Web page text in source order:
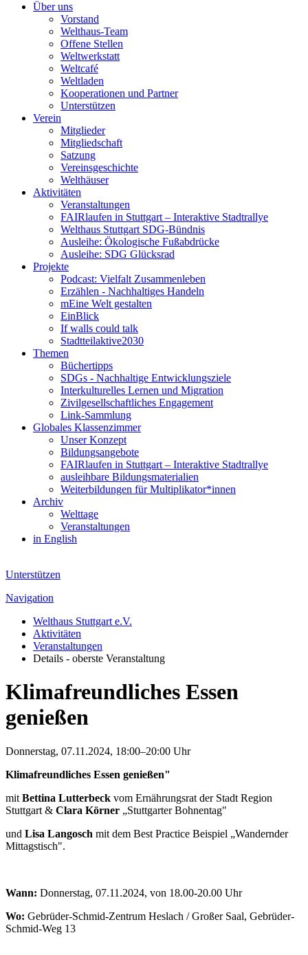
Über uns
Vorstand
Welthaus-Team
Offene Stellen
Weltwerkstatt
Weltcafé
Weltladen
Kooperationen und Partner
Unterstützen
Verein
Mitglieder
Mitgliedschaft
Satzung
Vereinsgeschichte
Welthäuser
Aktivitäten
Veranstaltungen
FAIRlaufen in Stuttgart – Interaktive Stadtrallye
Welthaus Stuttgart SDG-Bündnis
Ausleihe: Ökologische Fußabdrücke
Ausleihe: SDG Glücksrad
Projekte
Podcast: Vielfalt Zusammenleben
Erzählen - Nachhaltiges Handeln
mEine Welt gestalten
EinBlick
If walls could talk
Stadtteilaktive2030
Themen
Büchertipps
SDGs - Nachhaltige Entwicklungsziele
Interkulturelles Lernen und Migration
Zivilgesellschaftliches Engagement
Link-Sammlung
Globales Klassenzimmer
Unser Konzept
Bildungsangebote
FAIRlaufen in Stuttgart – Interaktive Stadtrallye
ausleihbare Bildungsmaterialien
Weiterbildungen für Multiplikator*innen
Archiv
Welttage
Veranstaltungen
in English
Unterstützen
Navigation
Welthaus Stuttgart e.V.
Aktivitäten
Veranstaltungen
Details - oberste Veranstaltung
Klimafreundliches Essen
genießen
Donnerstag, 07.11.2024, 18:00–20:00 Uhr
Klimafreundliches Essen genießen"
mit Bettina Lutterbeck vom Ernährungsrat der Stadt Region
Stuttgart & Clara Körner „Stuttgarter Bohnentag"
und Lisa Langosch mit dem Best Practice Beispiel „Wandernder
Mittagstisch".
Wann: Donnerstag, 07.11.2024, von 18.00-20.00 Uhr
Wo: Gebrüder-Schmid-Zentrum Heslach / Großer Saal, Gebrüder-
Schmid-Weg 13